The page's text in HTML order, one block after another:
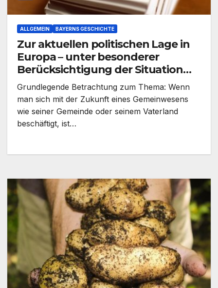
ALLGEMEIN BAYERNS GESCHICHTE
Zur aktuellen politischen Lage in
Europa – unter besonderer
Berücksichtigung der Situation
Bayerns
Grundlegende Betrachtung zum Thema: Wenn
man sich mit der Zukunft eines Gemeinwesens
wie seiner Gemeinde oder seinem Vaterland
beschäftigt, ist…